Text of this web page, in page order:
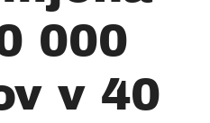
000
v 40